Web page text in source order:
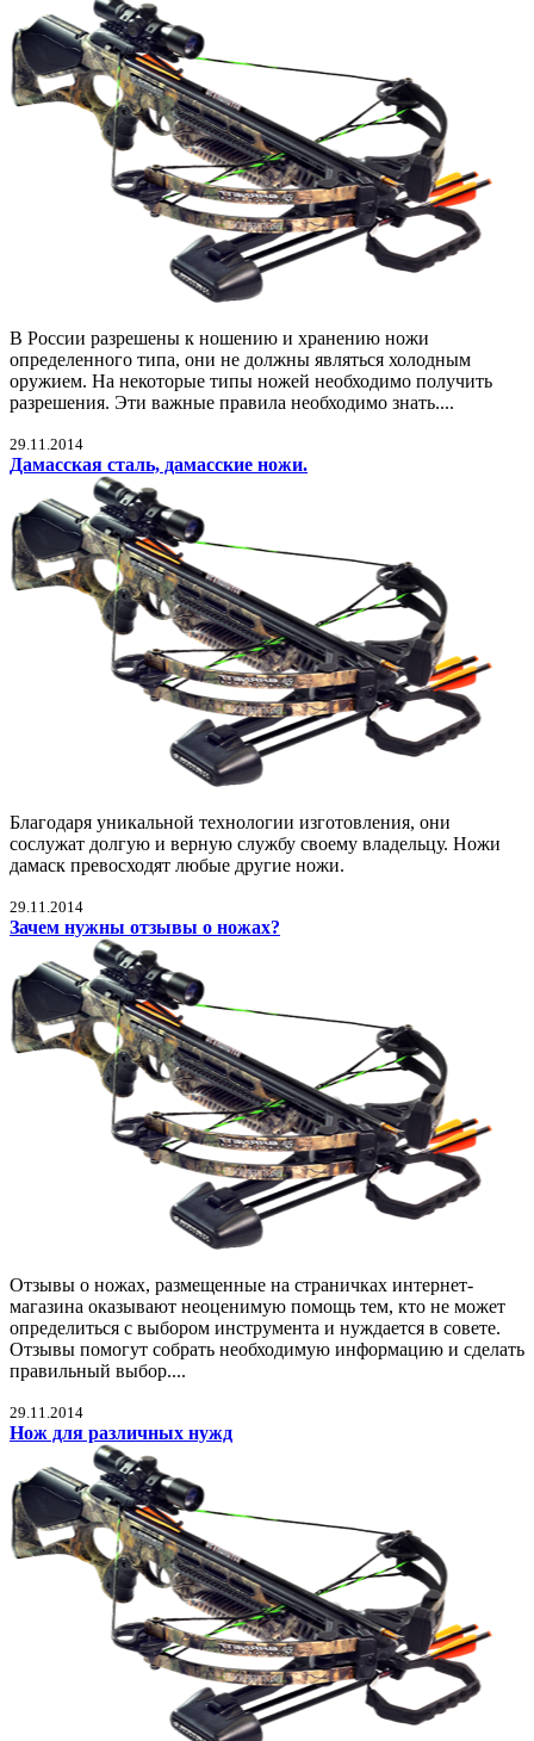
В России разрешены к ношению и хранению ножи
определенного типа, они не должны являться холодным
оружием. На некоторые типы ножей необходимо получить
разрешения. Эти важные правила необходимо знать....
29.11.2014
Дамасская сталь, дамасские ножи.
Благодаря уникальной технологии изготовления, они
сослужат долгую и верную службу своему владельцу. Ножи
дамаск превосходят любые другие ножи.
29.11.2014
Зачем нужны отзывы о ножах?
Отзывы о ножах, размещенные на страничках интернет-
магазина оказывают неоценимую помощь тем, кто не может
определиться с выбором инструмента и нуждается в совете.
Отзывы помогут собрать необходимую информацию и сделать
правильный выбор....
29.11.2014
Нож для различных нужд